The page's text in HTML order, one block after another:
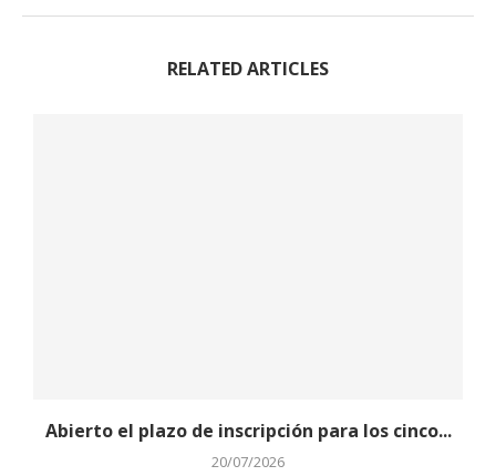
RELATED ARTICLES
Abierto el plazo de inscripción para los cinco...
20/07/2026